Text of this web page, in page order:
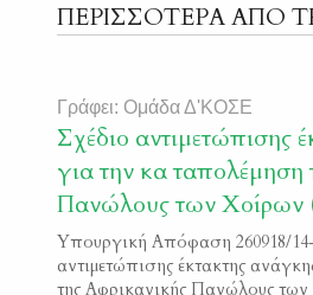
ΠΕΡΙΣΣΟΤΕΡΑ ΑΠΟ
Γράφει: Ομάδα Δ'ΚΟΣΕ
Σχέδιο αντιμετώπισης
για την κα ταπολέμηση
Πανώλους των
Υπουργική Απόφαση 260918/
αντιμετώπισης έκτακτης
της Αφρικανικής Πανώλους